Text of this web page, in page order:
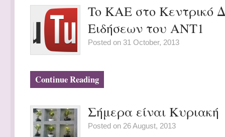
To KAE στο Κεντρικό
Ειδήσεων του ANT1
Posted on 31 October, 2013
Continue Reading
Σήμερα είναι Κυριακή
Posted on 26 August, 2013